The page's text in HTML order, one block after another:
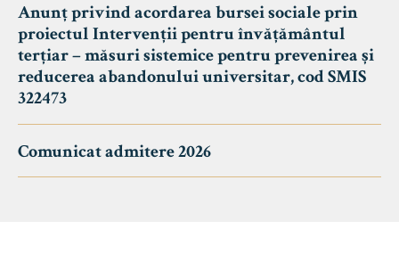
Anunț privind acordarea bursei sociale prin
proiectul Intervenții pentru învățământul
terțiar – măsuri sistemice pentru prevenirea și
reducerea abandonului universitar, cod SMIS
322473
Comunicat admitere 2026